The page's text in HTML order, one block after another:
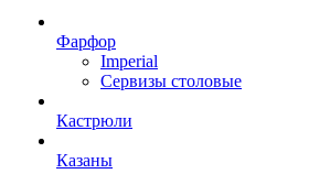
Фарфор
Imperial
Сервизы столовые
Кастрюли
Казаны